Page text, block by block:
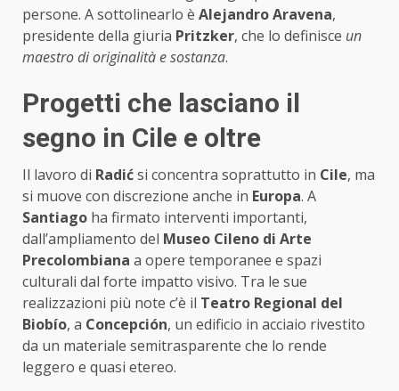
persone. A sottolinearlo è Alejandro Aravena,
presidente della giuria Pritzker, che lo definisce un
maestro di originalità e sostanza.
Progetti che lasciano il
segno in Cile e oltre
Il lavoro di Radićsi concentra soprattutto in Cile, ma
si muove con discrezione anche in Europa. A
Santiago ha firmato interventi importanti,
dall’ampliamento del Museo Cileno di Arte
Precolombiana a opere temporanee e spazi
culturali dal forte impatto visivo. Tra le sue
realizzazioni più note c’è il Teatro Regional del
Biobío, a Concepción, un edificio in acciaio rivestito
da un materiale semitrasparente che lo rende
leggero e quasi etereo.